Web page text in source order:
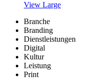
View Large
Branche
Branding
Dienstleistungen
Digital
Kultur
Leistung
Print